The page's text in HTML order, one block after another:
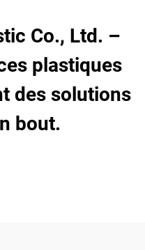
Co., Ltd. –
plastiques
des solutions
bout.